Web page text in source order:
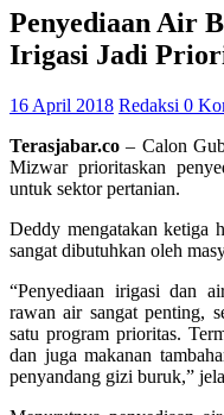
Penyediaan Air
Irigasi Jadi
16 April 2018 Redaksi 0
Terasjabar.co – Calon
Mizwar prioritaskan
untuk sektor pertanian.
Deddy mengatakan ketiga
sangat dibutuhkan oleh
“Penyediaan irigasi dan
rawan air sangat penting,
satu program prioritas.
dan juga makanan
penyandang gizi buruk,”